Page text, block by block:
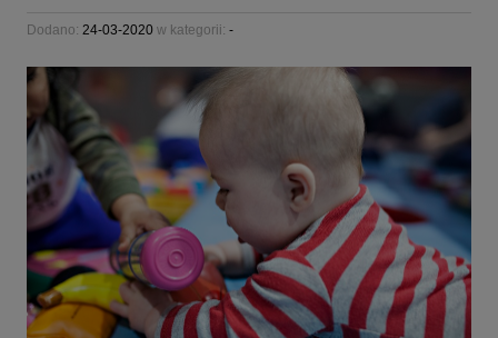
Dodano: 24-03-2020 w kategorii: -